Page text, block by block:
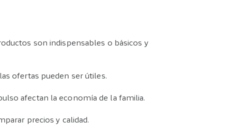
son indispensables o básicos y
ofertas pueden ser útiles.
afectan la economía de la familia.
precios y calidad.